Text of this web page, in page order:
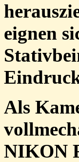
eignen
Als
NIKON